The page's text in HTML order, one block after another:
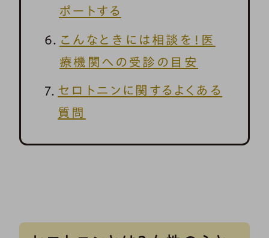
ポートする
こんなときには相談を！医
療機関への受診の目安
セロトニンに関するよくある
質問